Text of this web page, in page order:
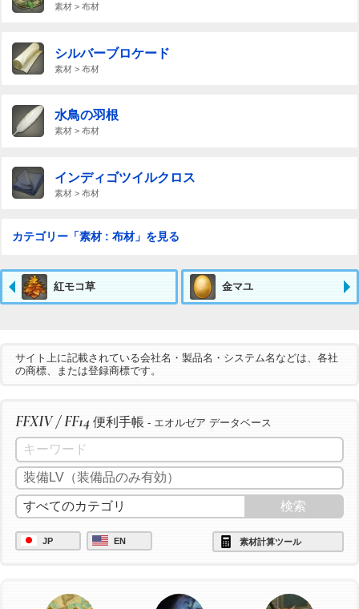
素材 > 布材
シルバーブロケード
素材 > 布材
水鳥の羽根
素材 > 布材
インディゴツイルクロス
素材 > 布材
カテゴリー「素材 : 布材」を見る
紅モコ草 金マユ
サイト上に記載されている会社名・製品名・システム名などは、各社
の商標、または登録商標です。
FFXIV / FF14 便利手帳 - エオルゼア データベース
JP EN 素材計算ツール